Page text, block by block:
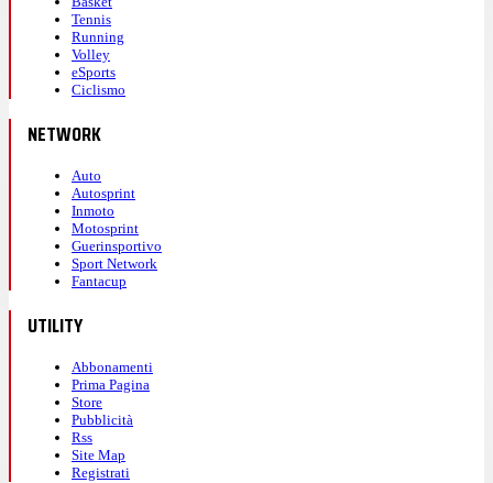
Tennis
Running
Volley
eSports
Ciclismo
NETWORK
Auto
Autosprint
Inmoto
Motosprint
Guerinsportivo
Sport Network
Fantacup
UTILITY
Abbonamenti
Prima Pagina
Store
Pubblicità
Rss
Site Map
Registrati